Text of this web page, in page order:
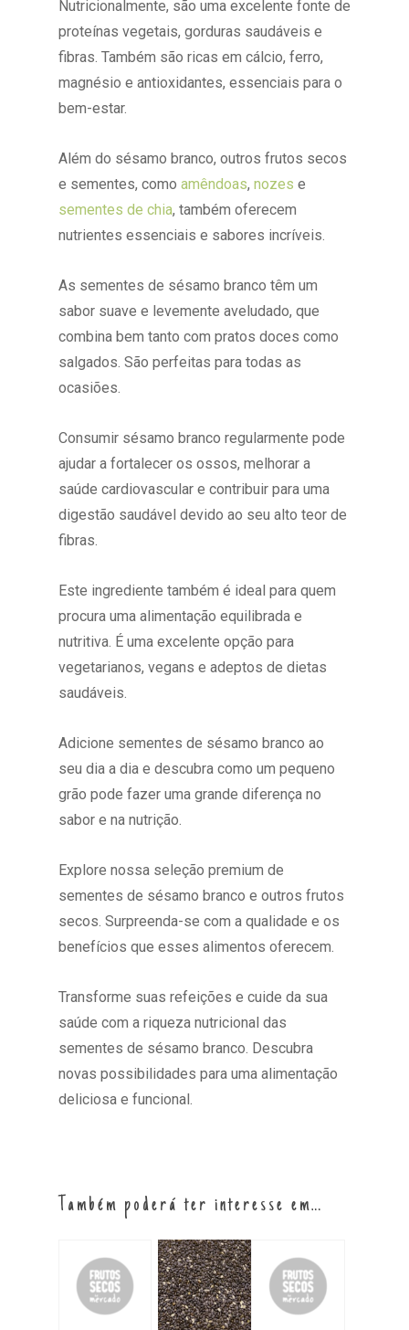
Nutricionalmente, são uma excelente fonte de
proteínas vegetais, gorduras saudáveis e
fibras. Também são ricas em cálcio, ferro,
magnésio e antioxidantes, essenciais para o
bem-estar.
Além do sésamo branco, outros frutos secos
e sementes, como amêndoas, nozes e
sementes de chia, também oferecem
nutrientes essenciais e sabores incríveis.
As sementes de sésamo branco têm um
sabor suave e levemente aveludado, que
combina bem tanto com pratos doces como
salgados. São perfeitas para todas as
ocasiões.
Consumir sésamo branco regularmente pode
ajudar a fortalecer os ossos, melhorar a
saúde cardiovascular e contribuir para uma
digestão saudável devido ao seu alto teor de
fibras.
Este ingrediente também é ideal para quem
procura uma alimentação equilibrada e
nutritiva. É uma excelente opção para
vegetarianos, vegans e adeptos de dietas
saudáveis.
Adicione sementes de sésamo branco ao
seu dia a dia e descubra como um pequeno
grão pode fazer uma grande diferença no
sabor e na nutrição.
Explore nossa seleção premium de
sementes de sésamo branco e outros frutos
secos. Surpreenda-se com a qualidade e os
benefícios que esses alimentos oferecem.
Transforme suas refeições e cuide da sua
saúde com a riqueza nutricional das
sementes de sésamo branco. Descubra
novas possibilidades para uma alimentação
deliciosa e funcional.
Também poderá ter interesse em…